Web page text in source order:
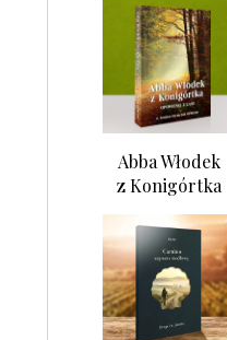
Abba Włodek
z Konigórtka